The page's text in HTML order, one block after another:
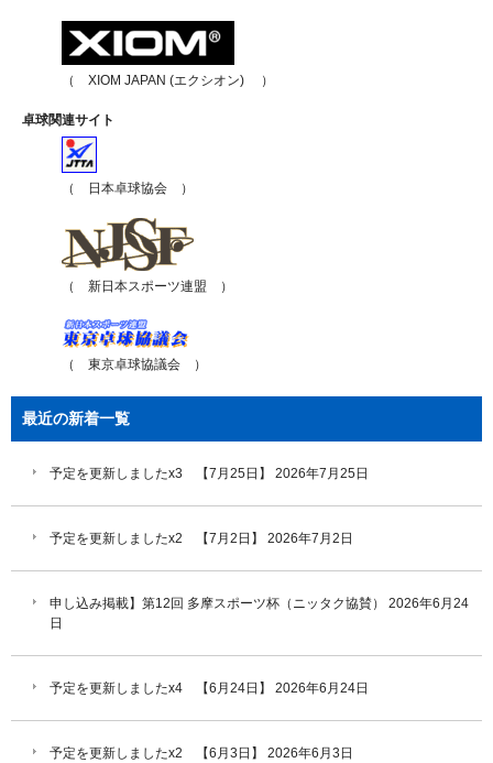
（ XIOM JAPAN (エクシオン) ）
卓球関連サイト
（ 日本卓球協会 ）
（ 新日本スポーツ連盟 ）
（ 東京卓球協議会 ）
最近の新着一覧
予定を更新しましたx3 【7月25日】 2026年7月25日
予定を更新しましたx2 【7月2日】 2026年7月2日
申し込み掲載】第12回 多摩スポーツ杯（ニッタク協賛）
2026年6月24
日
予定を更新しましたx4 【6月24日】 2026年6月24日
予定を更新しましたx2 【6月3日】 2026年6月3日